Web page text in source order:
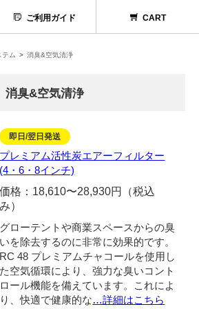
代理店募集
お問い合わせ
電話でお問い合わせ
ご利用ガイド CART
テム 消臭&空気清浄
消臭&空気清浄
即日/翌日発送
プレミアム活性炭エアーフィルター
(4・6・8インチ)
価格：18,610〜28,930円（税込
み）
グローテントや商業スペースからの臭
いを除去するのに非常に効果的です。
RC 48 プレミアムチャコールを使用し
た空気循環により、強力な臭いコント
ロール機能を備えています。これによ
り、快適で健康的な…詳細はこちら